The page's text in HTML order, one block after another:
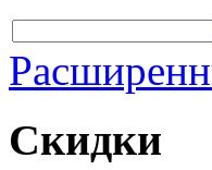
Скидки